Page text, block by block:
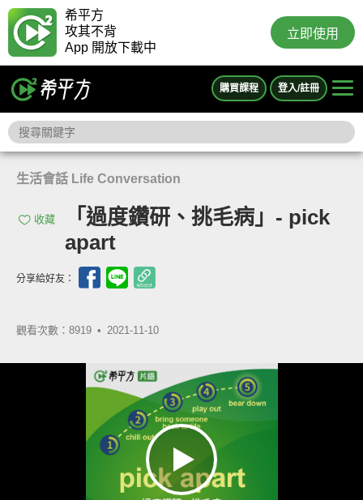
希平方
攻其不背
App 開放下載中
立即使用
購買課程 登入/註冊
生活會話 Life Conversation
收藏
「過度鑽研、挑毛病」- pick
apart
分享給好友：
觀看次數：8919 • 2021-11-10